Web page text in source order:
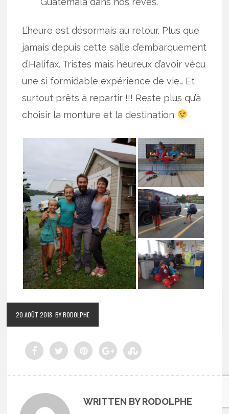
L’heure est désormais au retour. Plus que
jamais depuis cette salle d’embarquement
d’Halifax. Tristes mais heureux d’avoir vécu
une si formidable expérience de vie… Et
surtout prêts à repartir !!! Reste plus qu’à
choisir la monture et la destination
20 AOÛT 2018 BY RODOLPHE
WRITTEN BY RODOLPHE